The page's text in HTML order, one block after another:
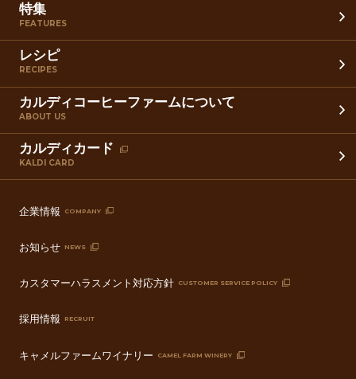
特集
FEATURES
レシピ
RECIPES
カルディコーヒーファームについて
ABOUT US
カルディカード
KALDI CARD
企業情報 COMPANY
お知らせ NEWS
カスタマーハラスメント対応方針 CUSTOMER SERVICE POLICY
採用情報 RECRUIT
キャメルファームワイナリー CAMEL FARM WINERY